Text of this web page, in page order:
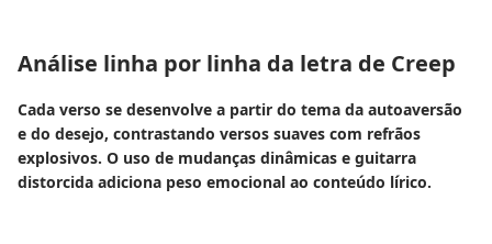
Análise linha por linha da letra de Creep
Cada verso se desenvolve a partir do tema da autoaversão
e do desejo, contrastando versos suaves com refrãos
explosivos. O uso de mudanças dinâmicas e guitarra
distorcida adiciona peso emocional ao conteúdo lírico.